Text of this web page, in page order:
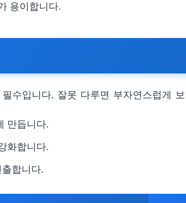
용이합니다.
수입니다. 잘못 다루면 부자연스럽게
만듭니다.
화합니다.
합니다.